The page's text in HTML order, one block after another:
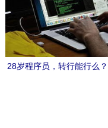
28岁程序员，转行能行么